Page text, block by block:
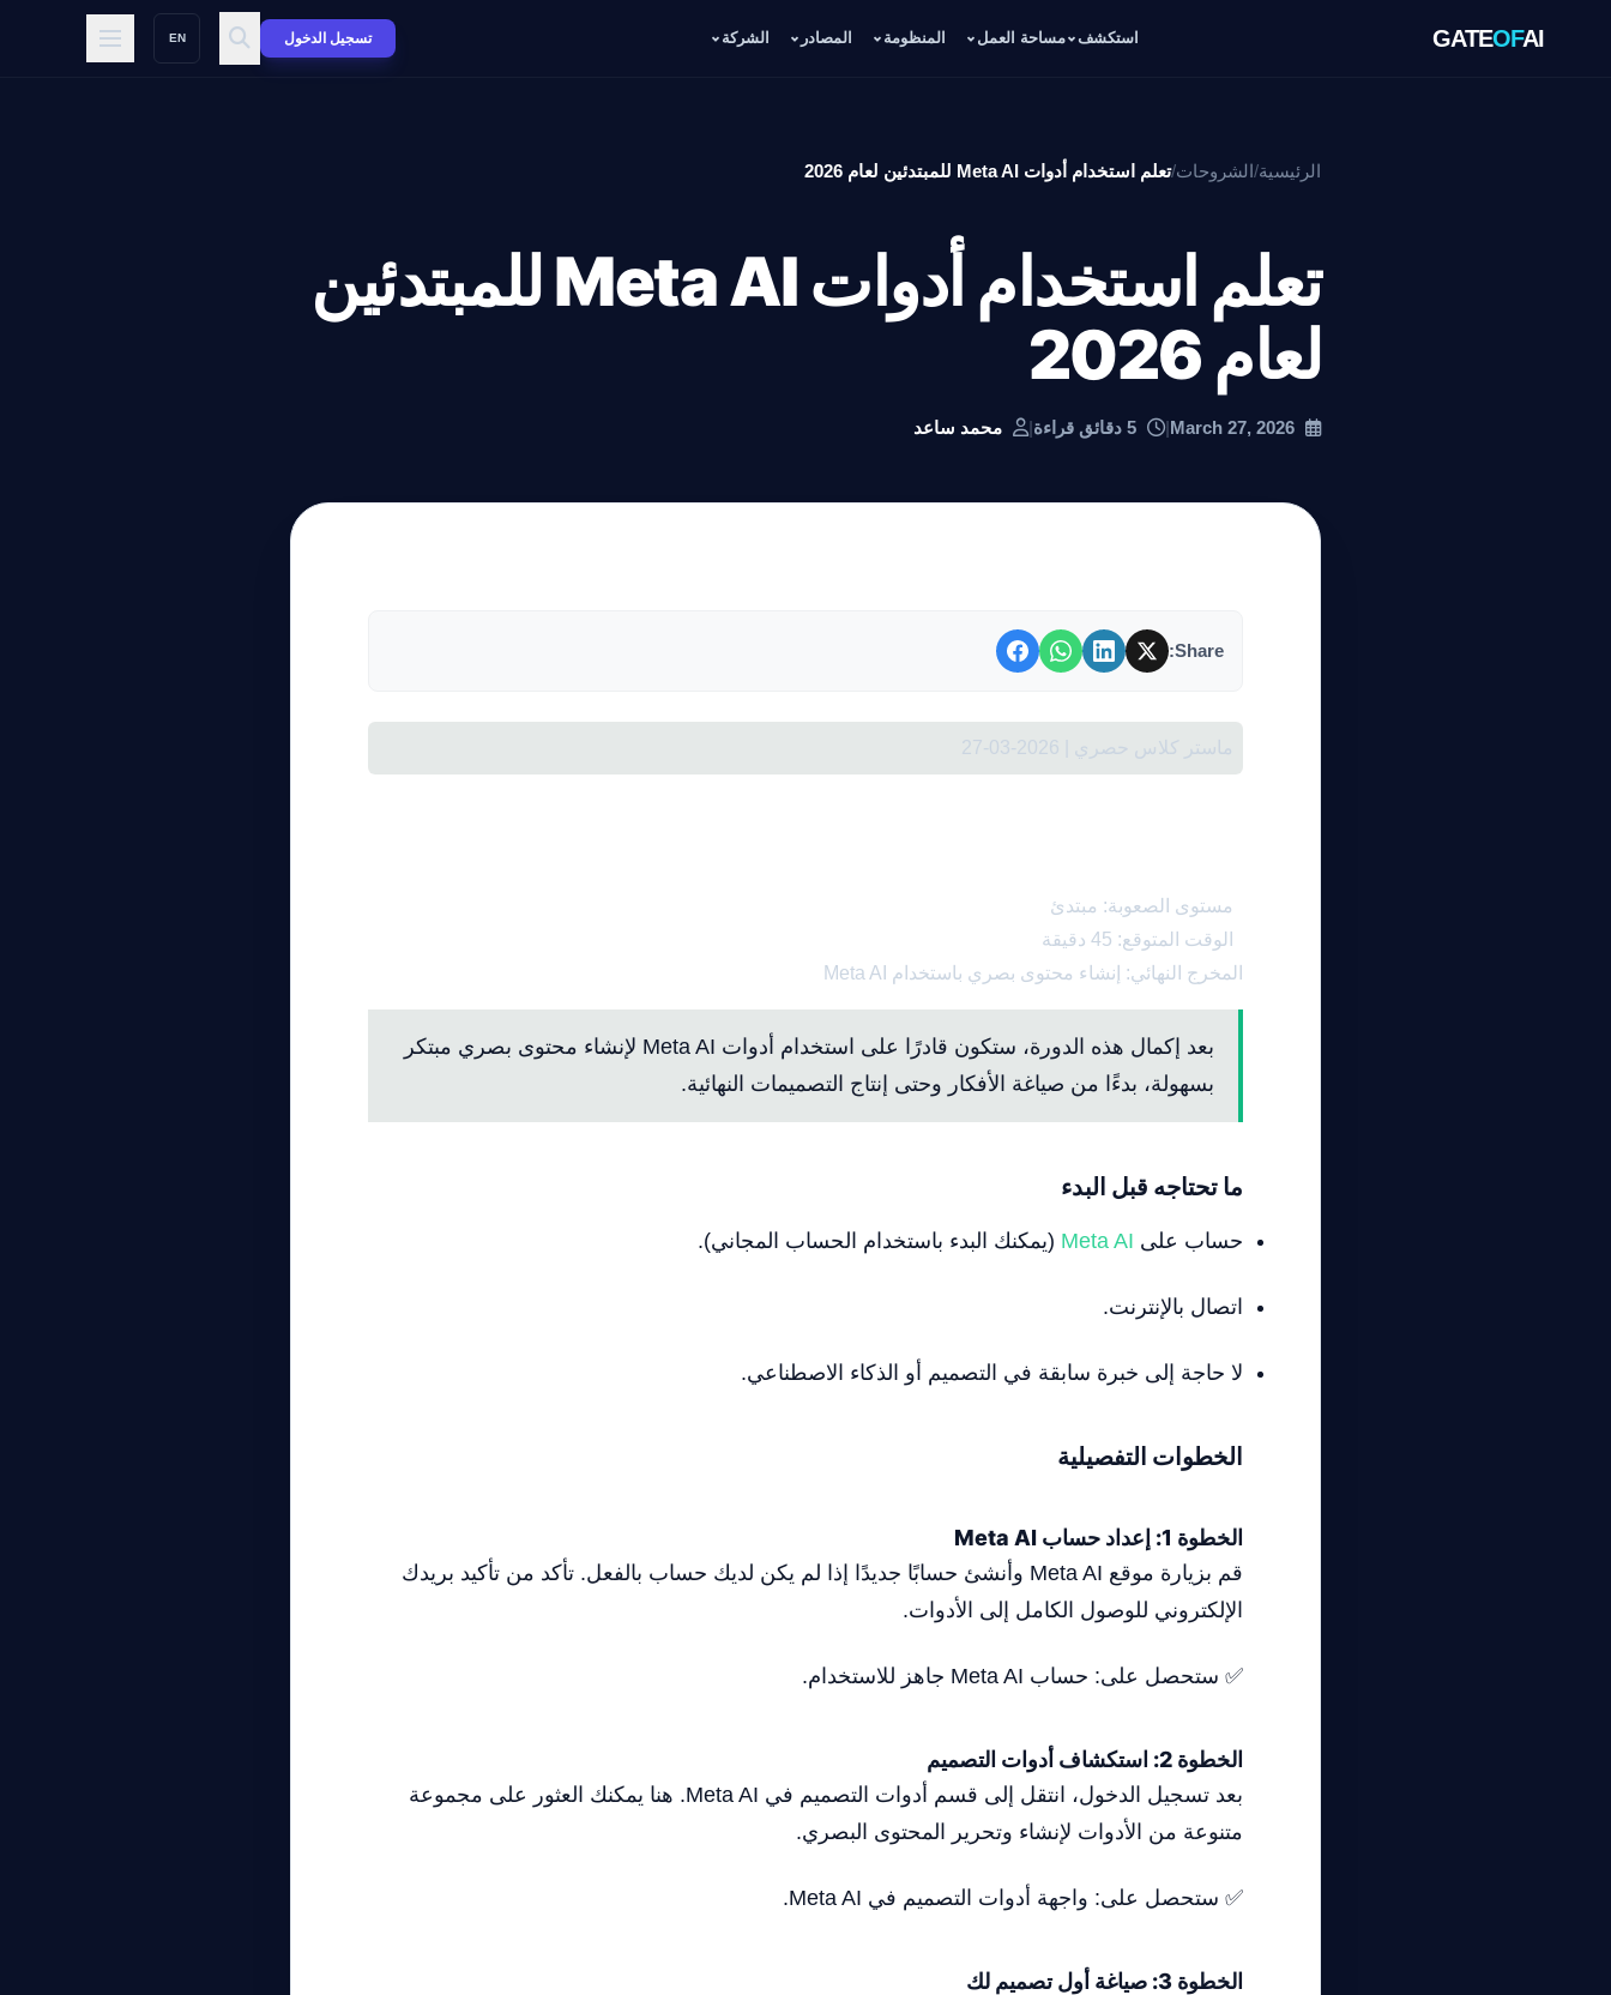
GATEOFAI استكشف مساحة العمل المنظومة المصادر الشركة تسجيل الدخول EN
الرئيسية/الشروحات/تعلم استخدام أدوات Meta AI للمبتدئين لعام 2026
تعلم استخدام أدوات Meta AI للمبتدئين
لعام 2026
|
| محمد ساعد
Share:
ماستر كلاس حصري | 2026-03-27
مستوى الصعوبة: مبتدئ
الوقت المتوقع: 45 دقيقة
المخرج النهائي: إنشاء محتوى بصري باستخدام Meta AI
بعد إكمال هذه الدورة، ستكون قادرًا على استخدام أدوات Meta AI لإنشاء محتوى بصري مبتكر
بسهولة، بدءًا من صياغة الأفكار وحتى إنتاج التصميمات النهائية.
ما تحتاجه قبل البدء
حساب على Meta AI (يمكنك البدء باستخدام الحساب المجاني).
اتصال بالإنترنت.
لا حاجة إلى خبرة سابقة في التصميم أو الذكاء الاصطناعي.
الخطوات التفصيلية
الخطوة 1: إعداد حساب Meta AI
قم بزيارة موقع Meta AI وأنشئ حسابًا جديدًا إذا لم يكن لديك حساب بالفعل. تأكد من تأكيد بريدك
الإلكتروني للوصول الكامل إلى الأدوات.
✅ ستحصل على: حساب Meta AI جاهز للاستخدام.
الخطوة 2: استكشاف أدوات التصميم
بعد تسجيل الدخول، انتقل إلى قسم أدوات التصميم في Meta AI. هنا يمكنك العثور على مجموعة
متنوعة من الأدوات لإنشاء وتحرير المحتوى البصري.
✅ ستحصل على: واجهة أدوات التصميم في Meta AI.
الخطوة 3: صياغة أول تصميم لك